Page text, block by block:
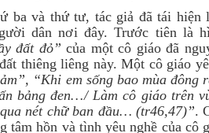
ba và thứ tư, tác giả đã tái hiện
dân nơi đây. Trước tiên là
đất đỏ” của một cô giáo đã
thiêng liêng này. Một cô giáo
“Khi em sống bao mùa đông
bảng đen…/ Làm cô giáo trên
nét chữ ban đầu… (tr46,47)”.
tâm hồn và tình yêu nghề của cô